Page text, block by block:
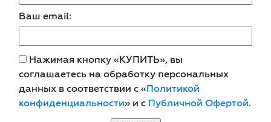
Ваш email:
Нажимая кнопку «КУПИТЬ», вы
соглашаетесь на обработку персональных
данных в соответствии с «Политикой
конфиденциальности» и с Публичной Офертой.